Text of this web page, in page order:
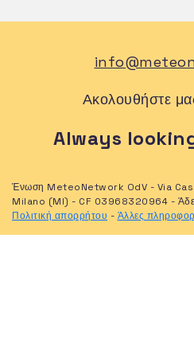
Ακολουθήστε
Always
Ένωση MeteoNetwork OdV - Via
Milano (MI) - CF 03968320964 -
Πολιτική απορρήτου - Άλλες